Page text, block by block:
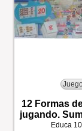
12 Formas
jugando.
Meses y
Educa